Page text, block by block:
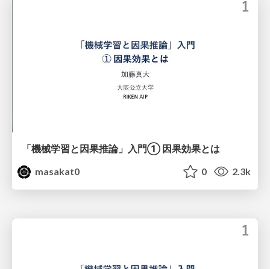
「機械学習と因果推論」入門 ① 因果効果とは
masakat0
0 2.3k